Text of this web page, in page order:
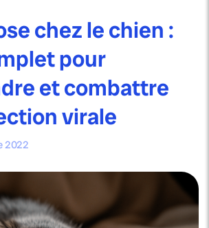
chez le chien :
pour
et combattre
virale
2022